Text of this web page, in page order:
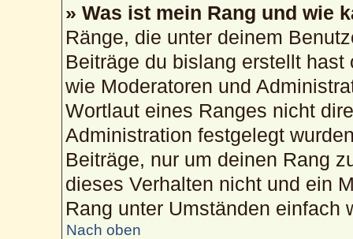
» Was ist mein Rang und wie
Ränge, die unter deinem
Beiträge du bislang erstellt
wie Moderatoren und
Wortlaut eines Ranges nicht
Administration festgelegt
Beiträge, nur um deinen Rang
dieses Verhalten nicht und ein
Rang unter Umständen einfach
Nach oben